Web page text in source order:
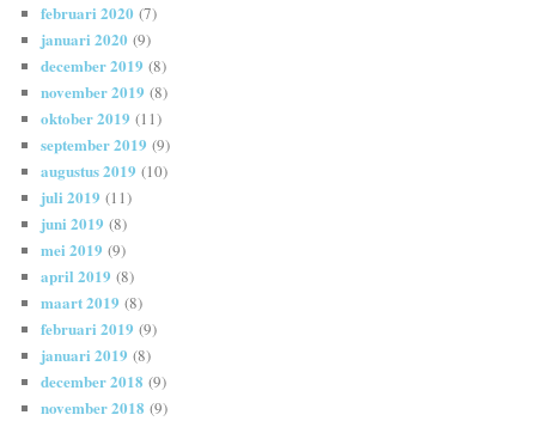
februari 2020 (7)
januari 2020 (9)
december 2019 (8)
november 2019 (8)
oktober 2019 (11)
september 2019 (9)
augustus 2019 (10)
juli 2019 (11)
juni 2019 (8)
mei 2019 (9)
april 2019 (8)
maart 2019 (8)
februari 2019 (9)
januari 2019 (8)
december 2018 (9)
november 2018 (9)